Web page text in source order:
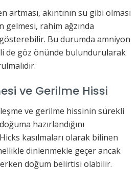
artması, akıntının su gibi olması
gelmesi, rahim ağzında
gösterebilir. Bu durumda amniyon
de göz önünde bulundurularak
ve Gerilme Hissi
ve gerilme hissinin sürekli
hazırlandığını
kasılmaları olarak bilinen
dinlenmekle geçer ancak
doğum belirtisi olabilir.